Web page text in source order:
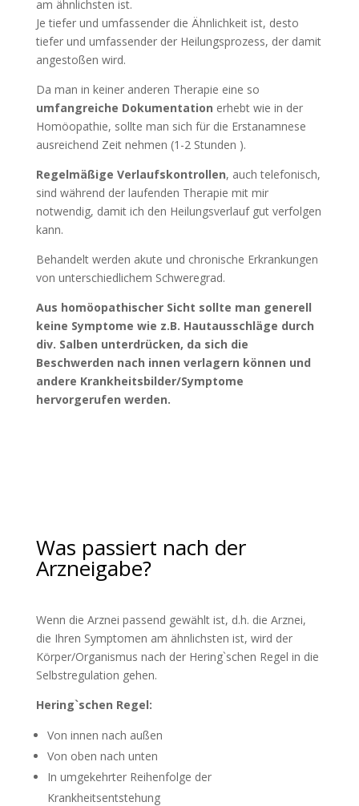
am ähnlichsten ist.
Je tiefer und umfassender die Ähnlichkeit ist, desto
tiefer und umfassender der Heilungsprozess, der damit
angestoßen wird.
Da man in keiner anderen Therapie eine so
umfangreiche Dokumentation erhebt wie in der
Homöopathie, sollte man sich für die Erstanamnese
ausreichend Zeit nehmen (1-2 Stunden ).
Regelmäßige Verlaufskontrollen, auch telefonisch,
sind während der laufenden Therapie mit mir
notwendig, damit ich den Heilungsverlauf gut verfolgen
kann.
Behandelt werden akute und chronische Erkrankungen
von unterschiedlichem Schweregrad.
Aus homöopathischer Sicht sollte man generell
keine Symptome wie z.B. Hautausschläge durch
div. Salben unterdrücken, da sich die
Beschwerden nach innen verlagern können und
andere Krankheitsbilder/Symptome
hervorgerufen werden.
Was passiert nach der
Arzneigabe?
Wenn die Arznei passend gewählt ist, d.h. die Arznei,
die Ihren Symptomen am ähnlichsten ist, wird der
Körper/Organismus nach der Hering`schen Regel in die
Selbstregulation gehen.
Hering`schen Regel:
Von innen nach außen
Von oben nach unten
In umgekehrter Reihenfolge der
Krankheitsentstehung